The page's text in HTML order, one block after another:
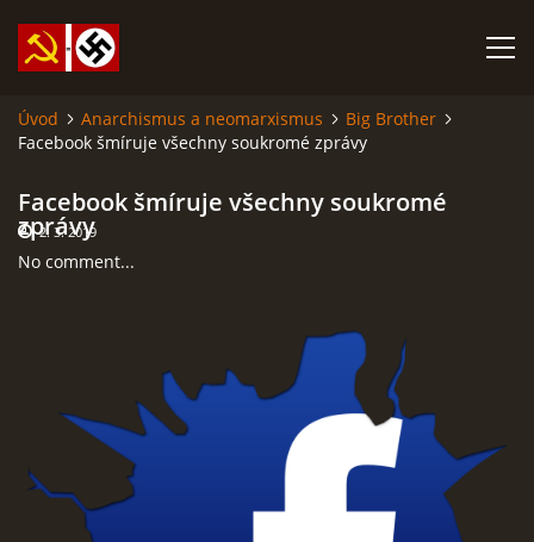
SABATINA JAMES O ISLÁMU A DALŠÍ DŮLEŽITÉ TEXTY
ISLÁM
NACIONÁLNÍ SOCIALISMUS
PROPAGAČNÍ MATERIÁLY A DALŠÍ
Úvod Anarchismus a neomarxismus
Big Brother
Facebook šmíruje všechny soukromé zprávy
Facebook šmíruje všechny soukromé
zprávy
No comment...
2. 3. 2019